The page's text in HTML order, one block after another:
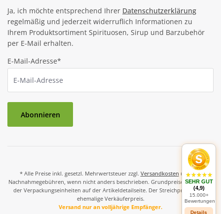
Ja, ich möchte entsprechend Ihrer Datenschutzerklärung
regelmäßig und jederzeit widerruflich Informationen zu
Ihrem Produktsortiment Spirituosen, Sirup und Barzubehör
per E-Mail erhalten.
E-Mail-Adresse*
Abonnieren
* Alle Preise inkl. gesetzl. Mehrwertsteuer zzgl. Versandkosten und ggf.
Nachnahmegebühren, wenn nicht anders beschrieben. Grundpreise und Preise
der Verpackungseinheiten auf der Artikeldetailseite. Der Streichpreis ist der
ehemalige Verkäuferpreis.
Versand nur an volljährige Empfänger.
SEHR GUT
(4,9)
15.000+
Bewertungen
Details